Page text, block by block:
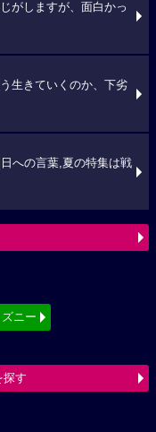
がしますが、面白かっ
生きていくのか、下劣
への言葉,夏の特集は戦
ニー
探す